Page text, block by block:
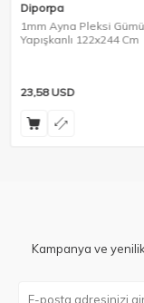
Diporpa
1mm Ayna Pleksi
Yapışkanlı 122x244 Cm
23,58USD
Kampanya ve